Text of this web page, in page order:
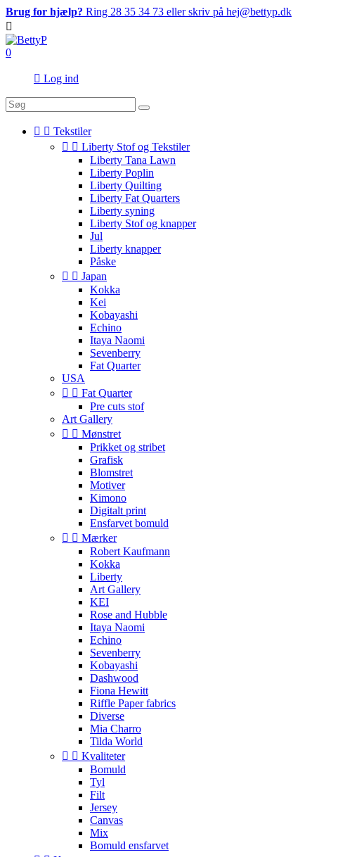
Brug for hjælp? Ring 28 35 34 73 eller skriv på hej@bettyp.dk

0
 Log ind
  Tekstiler
  Liberty Stof og Tekstiler
Liberty Tana Lawn
Liberty Poplin
Liberty Quilting
Liberty Fat Quarters
Liberty syning
Liberty Stof og knapper
Jul
Liberty knapper
Påske
  Japan
Kokka
Kei
Kobayashi
Echino
Itaya Naomi
Sevenberry
Fat Quarter
USA
  Fat Quarter
Pre cuts stof
Art Gallery
  Mønstret
Prikket og stribet
Grafisk
Blomstret
Motiver
Kimono
Digitalt print
Ensfarvet bomuld
  Mærker
Robert Kaufmann
Kokka
Liberty
Art Gallery
KEI
Rose and Hubble
Itaya Naomi
Echino
Sevenberry
Kobayashi
Dashwood
Fiona Hewitt
Riffle Paper fabrics
Diverse
Mia Charro
Tilda World
  Kvaliteter
Bomuld
Tyl
Filt
Jersey
Canvas
Mix
Bomuld ensfarvet